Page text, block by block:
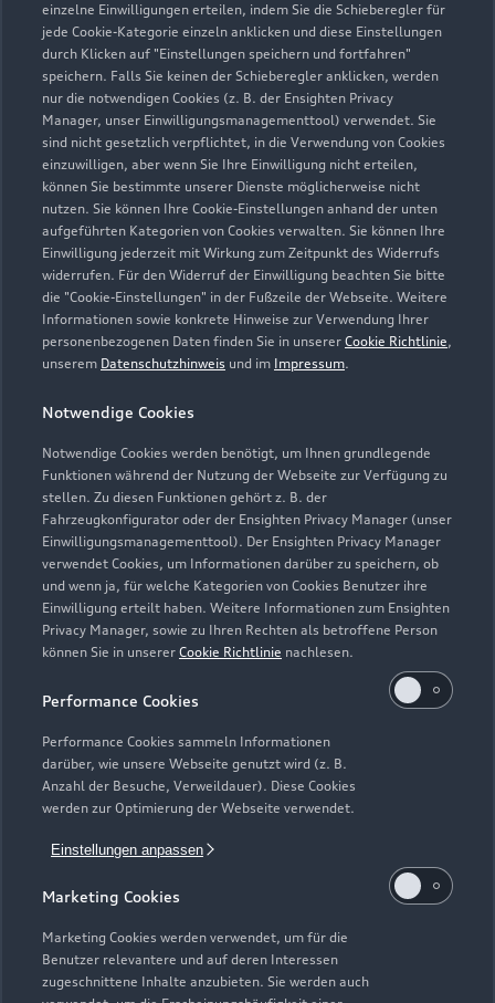
einzelne Einwilligungen erteilen, indem Sie die Schieberegler für
jede Cookie-Kategorie einzeln anklicken und diese Einstellungen
durch Klicken auf "Einstellungen speichern und fortfahren"
speichern. Falls Sie keinen der Schieberegler anklicken, werden
nur die notwendigen Cookies (z. B. der Ensighten Privacy
Manager, unser Einwilligungsmanagementtool) verwendet. Sie
sind nicht gesetzlich verpflichtet, in die Verwendung von Cookies
einzuwilligen, aber wenn Sie Ihre Einwilligung nicht erteilen,
können Sie bestimmte unserer Dienste möglicherweise nicht
nutzen. Sie können Ihre Cookie-Einstellungen anhand der unten
aufgeführten Kategorien von Cookies verwalten. Sie können Ihre
Einwilligung jederzeit mit Wirkung zum Zeitpunkt des Widerrufs
widerrufen. Für den Widerruf der Einwilligung beachten Sie bitte
die "Cookie-Einstellungen" in der Fußzeile der Webseite. Weitere
Informationen sowie konkrete Hinweise zur Verwendung Ihrer
personenbezogenen Daten finden Sie in unserer Cookie Richtlinie,
unserem Datenschutzhinweis und im Impressum.
Notwendige Cookies
Notwendige Cookies werden benötigt, um Ihnen grundlegende
Funktionen während der Nutzung der Webseite zur Verfügung zu
stellen. Zu diesen Funktionen gehört z. B. der
Fahrzeugkonfigurator oder der Ensighten Privacy Manager (unser
Einwilligungsmanagementtool). Der Ensighten Privacy Manager
verwendet Cookies, um Informationen darüber zu speichern, ob
und wenn ja, für welche Kategorien von Cookies Benutzer ihre
Einwilligung erteilt haben. Weitere Informationen zum Ensighten
Privacy Manager, sowie zu Ihren Rechten als betroffene Person
können Sie in unserer Cookie Richtlinie nachlesen.
Performance Cookies
Performance Cookies sammeln Informationen
darüber, wie unsere Webseite genutzt wird (z. B.
Anzahl der Besuche, Verweildauer). Diese Cookies
werden zur Optimierung der Webseite verwendet.
Einstellungen anpassen
Marketing Cookies
Marketing Cookies werden verwendet, um für die
Benutzer relevantere und auf deren Interessen
zugeschnittene Inhalte anzubieten. Sie werden auch
Zur Reparatur
Zur Inspektion
Zurück nach oben
Modelle
Elektromodelle
Plug-in-Hybride
Neuwagensuche
Gebrauchtwagensuche
Geschäftskunden
Service & Zubehör
Saisonale Angebote
Audi Services
Garantie
Audi digital services
myAudi
Support
Audi Code
Über Audi
Unternehmen
Karriere